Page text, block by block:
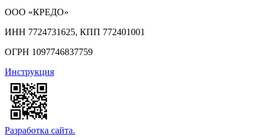
ООО «КРЕДО»
ИНН 7724731625, КПП 772401001
ОГРН 1097746837759
Инструкция
Разработка сайта.